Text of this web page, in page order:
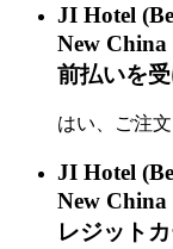
JI Hotel
New
前払いを
はい、ご注
JI Hotel
New
レジット